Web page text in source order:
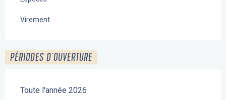
Virement
PÉRIODES D'OUVERTURE
Toute l'année 2026